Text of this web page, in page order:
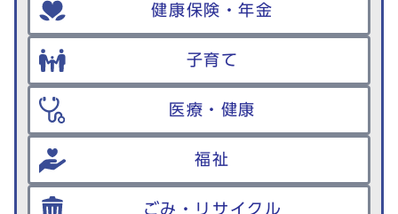
健康保険・年金
子育て
医療・健康
福祉
ごみ・リサイクル